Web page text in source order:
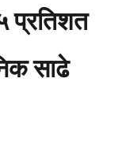
प्रतिशत
साढे